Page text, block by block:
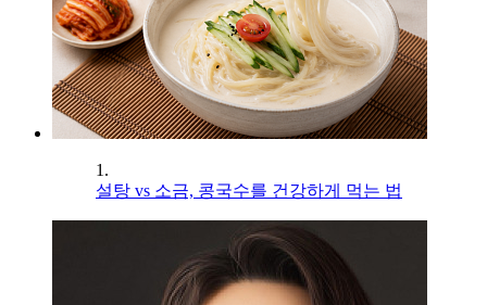
1.
설탕 vs 소금, 콩국수를 건강하게 먹는 법